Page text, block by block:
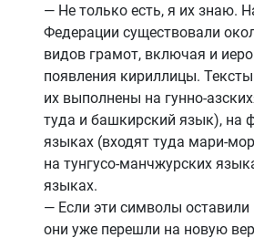
— Не только есть, я их знаю.
Федерации существовали
видов грамот, включая и
появления кириллицы.
их выполнены на гунно-
туда и башкирский язык), на
языках (входят туда мари-
на тунгусо-манчжурских
языках.
— Если эти символы оставили
они уже перешли на новую